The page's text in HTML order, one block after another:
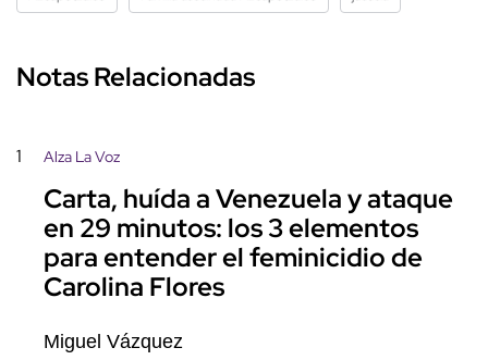
Notas Relacionadas
1 Alza La Voz
Carta, huída a Venezuela y ataque
en 29 minutos: los 3 elementos
para entender el feminicidio de
Carolina Flores
Miguel Vázquez